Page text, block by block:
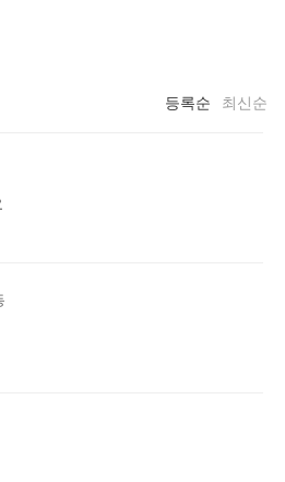
등록순 최신순